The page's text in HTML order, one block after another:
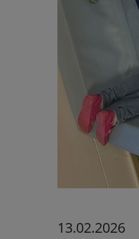
13.02.2026